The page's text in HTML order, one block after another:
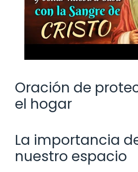
Oración de
el hogar
La importancia
nuestro espacio